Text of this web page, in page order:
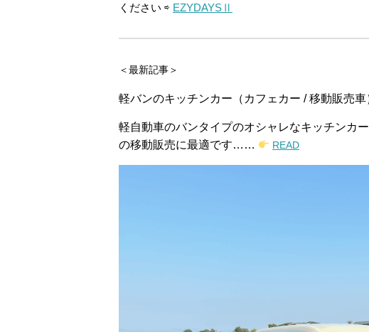
ください ⇨ EZYDAYSⅡ
＜最新記事＞
軽バンのキッチンカー（カフェカー / 移動販売
軽自動車のバンタイプのオシャレなキッチンカ
の移動販売に最適です……
READ